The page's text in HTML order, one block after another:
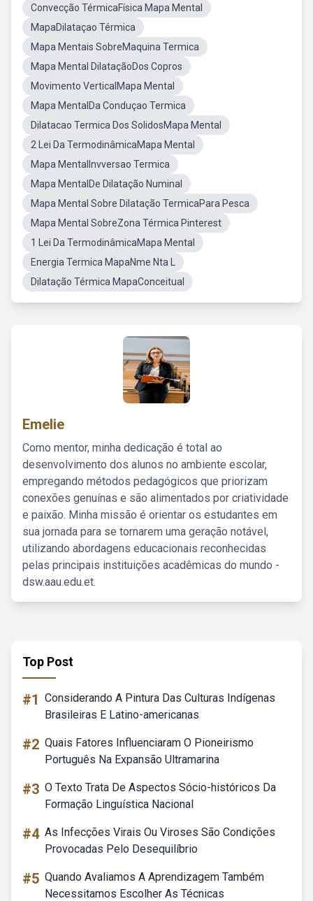
Convecção TérmicaFísica Mapa Mental
MapaDilataçao Térmica
Mapa Mentais SobreMaquina Termica
Mapa Mental DilataçãoDos Copros
Movimento VerticalMapa Mental
Mapa MentalDa Conduçao Termica
Dilatacao Termica Dos SolidosMapa Mental
2 Lei Da TermodinâmicaMapa Mental
Mapa MentalInvversao Termica
Mapa MentalDe Dilatação Numinal
Mapa Mental Sobre Dilatação TermicaPara Pesca
Mapa Mental SobreZona Térmica Pinterest
1 Lei Da TermodinâmicaMapa Mental
Energia Termica MapaNme Nta L
Dilatação Térmica MapaConceitual
Emelie
Como mentor, minha dedicação é total ao
desenvolvimento dos alunos no ambiente escolar,
empregando métodos pedagógicos que priorizam
conexões genuínas e são alimentados por criatividade
e paixão. Minha missão é orientar os estudantes em
sua jornada para se tornarem uma geração notável,
utilizando abordagens educacionais reconhecidas
pelas principais instituições acadêmicas do mundo -
dsw.aau.edu.et.
Top Post
#1 Considerando A Pintura Das Culturas Indígenas
Brasileiras E Latino-americanas
#2 Quais Fatores Influenciaram O Pioneirismo
Português Na Expansão Ultramarina
#3 O Texto Trata De Aspectos Sócio-históricos Da
Formação Linguística Nacional
#4 As Infecções Virais Ou Viroses São Condições
Provocadas Pelo Desequilíbrio
#5 Quando Avaliamos A Aprendizagem Também
Necessitamos Escolher As Técnicas